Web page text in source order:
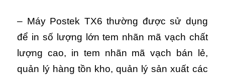
– Máy Postek TX6 thường được sử dụng
để in số lượng lớn tem nhãn mã vạch chất
lượng cao, in tem nhãn mã vạch bán lẻ,
quản lý hàng tồn kho, quản lý sản xuất các